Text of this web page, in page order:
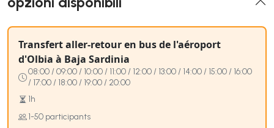
Transfert aller-retour en bus de l'aéroport
d'Olbia à Baja Sardinia
08:00 / 09:00 / 10:00 / 11:00 / 12:00 / 13:00 / 14:00 / 15:00 / 16:00
/ 17:00 / 18:00 / 19:00 / 20:00
1h
1-50 participants